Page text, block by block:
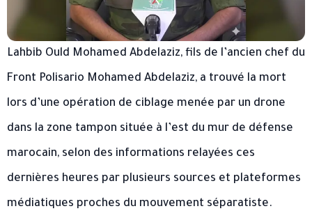
Lahbib Ould Mohamed Abdelaziz, fils de l’ancien chef du
Front Polisario Mohamed Abdelaziz, a trouvé la mort
lors d’une opération de ciblage menée par un drone
dans la zone tampon située à l’est du mur de défense
marocain, selon des informations relayées ces
dernières heures par plusieurs sources et plateformes
médiatiques proches du mouvement séparatiste.